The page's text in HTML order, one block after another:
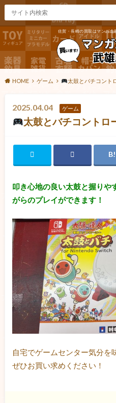
佐賀・長崎の買取はマンガ倉
HOME ゲーム 太鼓とバチコント
2025.04.04 ゲーム
太鼓とバチコントロ
叩き心地の良い太鼓と握りや
がらのプレイができます！
自宅でゲームセンター気分を
ぜひお買い求めください！